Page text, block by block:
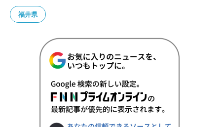
福井県